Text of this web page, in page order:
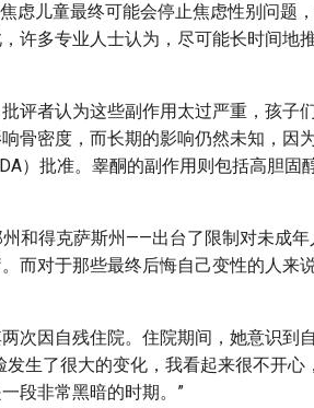
虑儿童最终可能会停止焦虑性别问题
许多专业人士认为，尽可能长时间地
评者认为这些副作用太过严重，孩子
骨密度，而长期的影响仍然未知，因
）批准。睾酮的副作用则包括高胆固
和得克萨斯州——出台了限制对未成年
而对于那些最终后悔自己变性的人来
次因自残住院。住院期间，她意识到
生了很大的变化，我看起来很不开心
段非常黑暗的时期。”